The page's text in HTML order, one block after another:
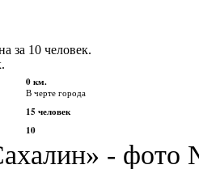
за 10 человек.
0 км.
В черте города
15 человек
10